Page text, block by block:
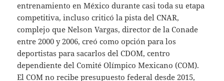
entrenamiento en México durante casi toda su etapa
competitiva, incluso criticó la pista del CNAR,
complejo que Nelson Vargas, director de la Conade
entre 2000 y 2006, creó como opción para los
deportistas para sacarlos del CDOM, centro
dependiente del Comité Olímpico Mexicano (COM).
El COM no recibe presupuesto federal desde 2015,